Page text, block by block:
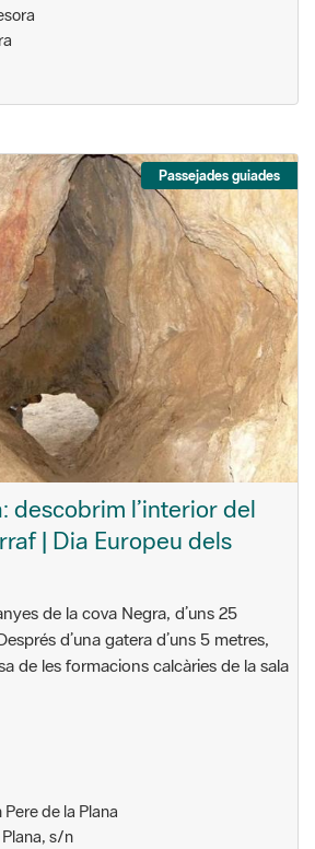
Passejades guiades
descobrim l’interior del
| Dia Europeu dels
de la cova Negra, d’uns 25
d’una gatera d’uns 5 metres,
de les formacions calcàries de la sala
de la Plana
s/n